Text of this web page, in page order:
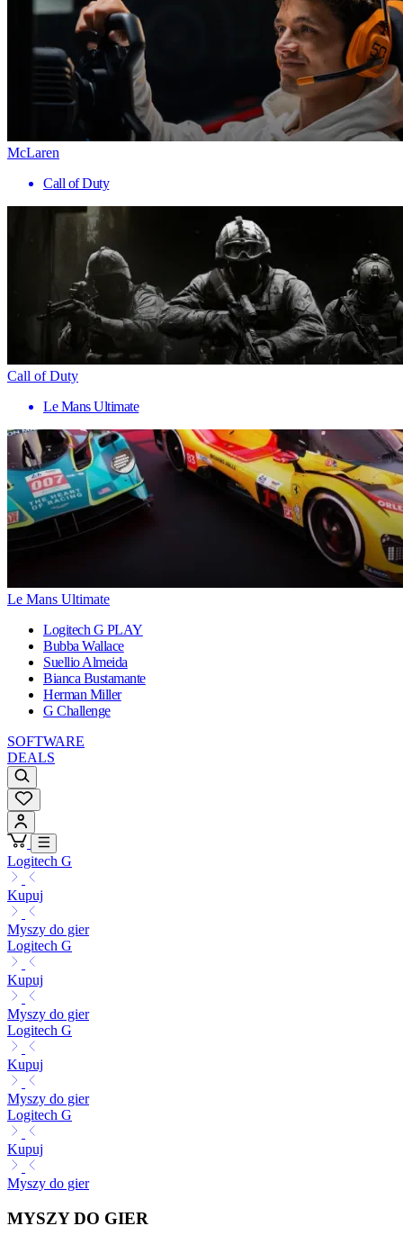
McLaren
Call of Duty
Call of Duty
Le Mans Ultimate
Le Mans Ultimate
Logitech G PLAY
Bubba Wallace
Suellio Almeida
Bianca Bustamante
Herman Miller
G Challenge
SOFTWARE
DEALS
Logitech G
Kupuj
Myszy do gier
Logitech G
Kupuj
Myszy do gier
Logitech G
Kupuj
Myszy do gier
Logitech G
Kupuj
Myszy do gier
MYSZY DO GIER